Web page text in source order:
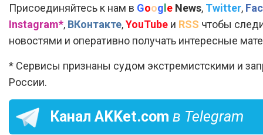
Присоединяйтесь к нам в Google News, Twitter,
Instagram*, ВКонтакте,YouTube и RSS чтобы
новостями и оперативно получать интересные
* Сервисы признаны судом экстремистскими и
России.
Канал AKKet.com в Telegram